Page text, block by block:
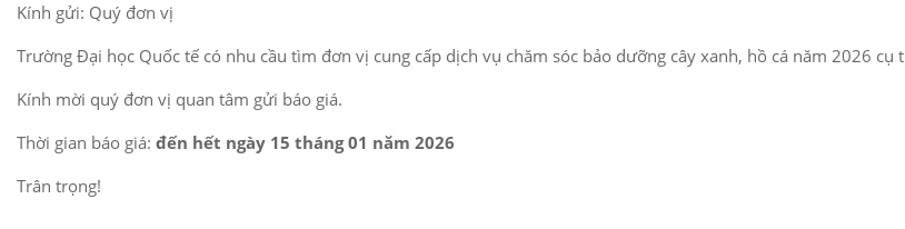
Kính gửi: Quý đơn vị
Trường Đại học Quốc tế có nhu cầu tìm đơn vị cung cấp dịch vụ chăm sóc bảo dưỡng cây xanh, hồ cá năm 2026 cụ
Kính mời quý đơn vị quan tâm gửi báo giá.
Thời gian báo giá: đến hết ngày 15 tháng 01 năm 2026
Trân trọng!